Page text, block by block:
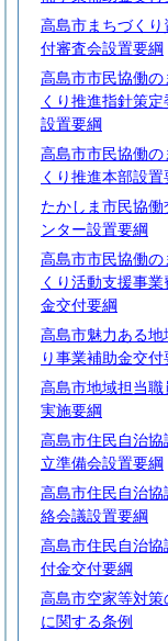
高島市まちづくり
付審査会設置要綱
高島市市民協働の
くり推進指針策
設置要綱
高島市市民協働の
くり推進本部設置
たかしま市民協働
ンター設置要綱
高島市市民協働の
くり活動支援事業
金交付要綱
高島市魅力ある地
り事業補助金交付
高島市地域担当職
実施要綱
高島市住民自治協
立準備会設置要綱
高島市住民自治協
絡会議設置要綱
高島市住民自治協
付金交付要綱
高島市空家等対策
に関する条例